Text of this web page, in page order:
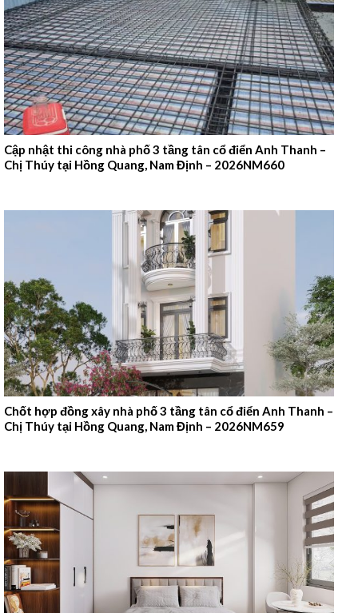
Cập nhật thi công nhà phố 3 tầng tân cổ điển Anh Thanh –
Chị Thúy tại Hồng Quang, Nam Định – 2026NM660
Chốt hợp đồng xây nhà phố 3 tầng tân cổ điển Anh Thanh –
Chị Thúy tại Hồng Quang, Nam Định – 2026NM659